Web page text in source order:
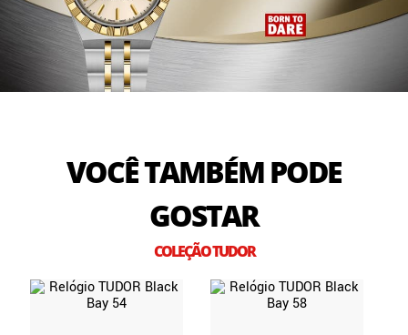
VOCÊ TAMBÉM PODE
GOSTAR
COLEÇÃO TUDOR